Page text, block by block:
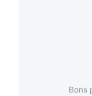
Bons